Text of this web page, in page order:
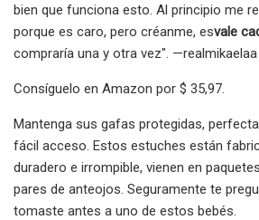
bien que funciona esto. Al principio me
porque es caro, pero créanme, esvale
compraría una y otra vez". —realmikaelaa
Consíguelo en Amazon por $ 35,97.
Mantenga sus gafas protegidas,
fácil acceso. Estos estuches están
duradero e irrompible, vienen en
pares de anteojos. Seguramente te
tomaste antes a uno de estos bebés.